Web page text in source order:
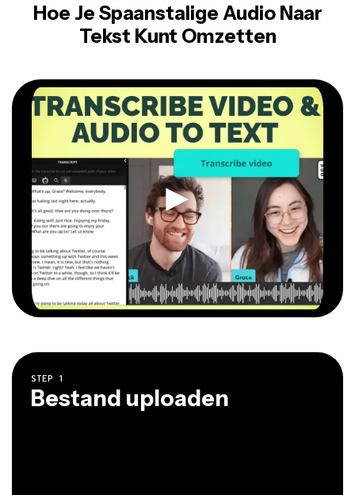
Hoe Je Spaanstalige Audio Naar
Tekst Kunt Omzetten
STEP 1
Bestand uploaden